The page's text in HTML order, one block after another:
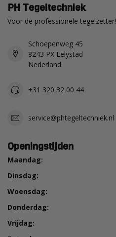
PH Tegeltechniek
Voor de professionele tegelzetter!
Schoepenweg 45
8243 PX Lelystad
Nederland
+31 320 32 00 44
service@phtegeltechniek.nl
Openingstijden
Maandag:
Dinsdag:
Woensdag:
Donderdag:
Vrijdag: